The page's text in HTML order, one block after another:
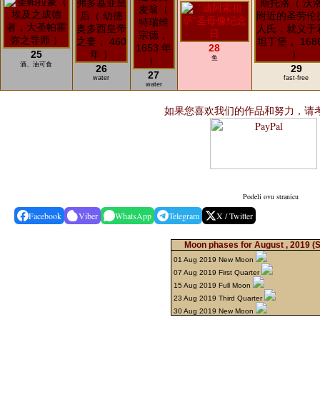
25
酒、油可食 26
water 27
water
28
鱼
29
fast-free
如果您喜欢我们的作品和努力，请
Podeli ovu stranicu
Facebook Viber WhatsApp Telegram X / Twitter
Moon phases for August , 2019
01 Aug 2019 New Moon
07 Aug 2019 First Quarter
15 Aug 2019 Full Moon
23 Aug 2019 Third Quarter
30 Aug 2019 New Moon